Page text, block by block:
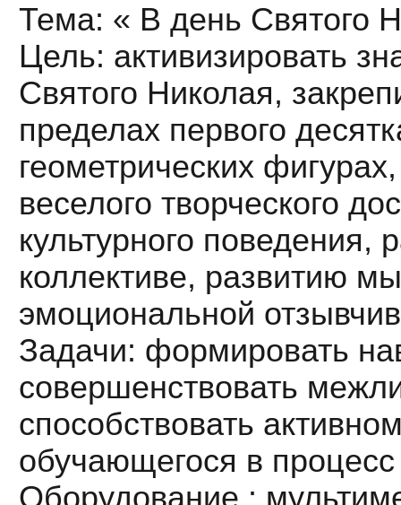
Тема: « В день Святого
Цель: активизировать
Святого Николая,
пределах первого
геометрических
веселого творческого
культурного поведения,
коллективе, развитию
эмоциональной
Задачи: формировать
совершенствовать
способствовать
обучающегося в
Оборудование :